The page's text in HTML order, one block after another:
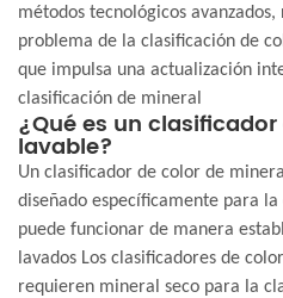
métodos tecnológicos
problema de la clasificación de
que impulsa una actualización
clasificación de mineral
¿Qué es un
lavable?
Un clasificador de color de
diseñado específicamente para
puede funcionar de manera
lavados Los clasificadores de
requieren mineral seco para la